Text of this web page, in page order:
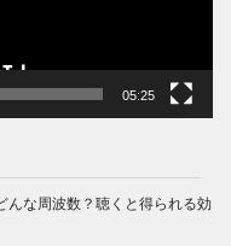
05:25
んな周波数？聴くと得られる効